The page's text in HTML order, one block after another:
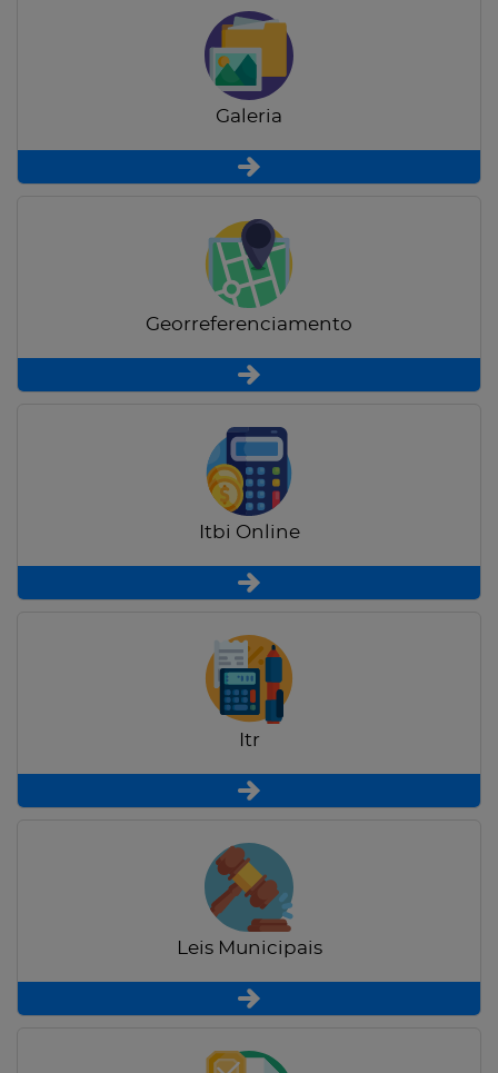
Galeria
Georreferenciamento
Itbi Online
Itr
Leis Municipais